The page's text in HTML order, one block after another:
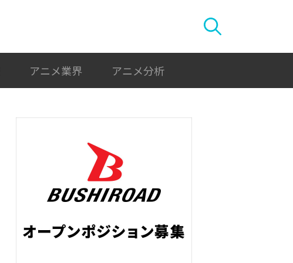
アニメ業界 アニメ分析